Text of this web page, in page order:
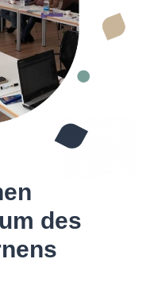
des